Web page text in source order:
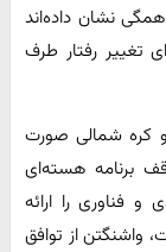
همگی نشان داده‌اند
تغییر رفتار طرف
آمریکا و کره شمالی صورت
برنامه هسته‌ای
و فناوری را ارائه
واشنگتن از توافق